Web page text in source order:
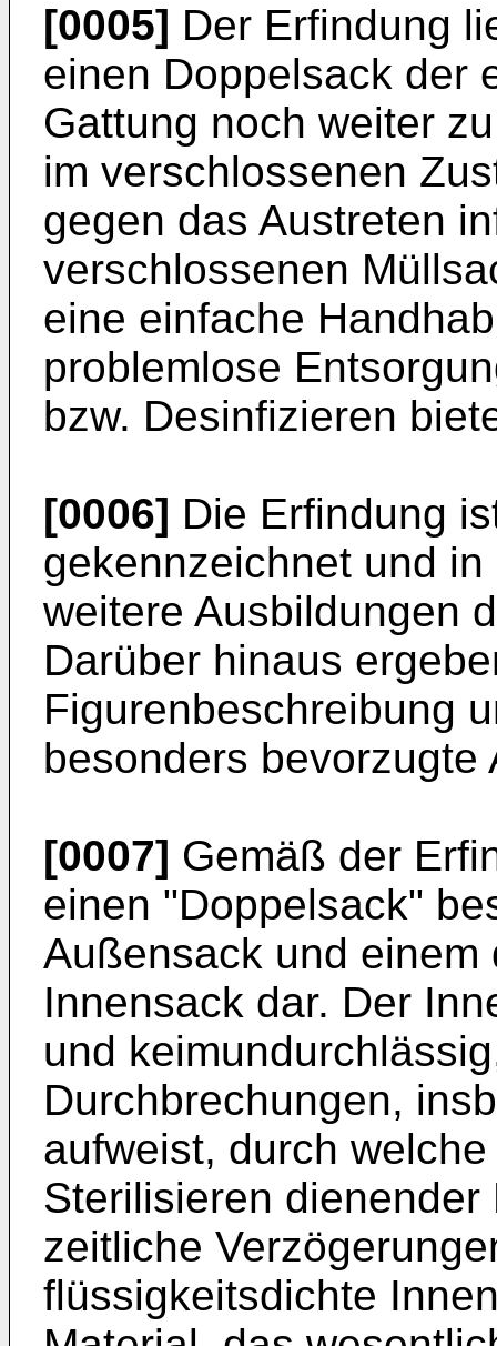
[0005] Der Erfindung
einen Doppelsack der
Gattung noch weiter
im verschlossenen
gegen das Austreten
verschlossenen
eine einfache
problemlose
bzw. Desinfizieren
[0006] Die Erfindung
gekennzeichnet und
weitere Ausbildungen
Darüber hinaus
Figurenbeschreibung
besonders
[0007] Gemäß der
einen "Doppelsack"
Außensack und einem
Innensack dar. Der
und
Durchbrechungen,
aufweist, durch
Sterilisieren
zeitliche
flüssigkeitsdichte